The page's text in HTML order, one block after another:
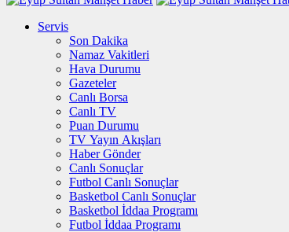
Servis
Son Dakika
Namaz Vakitleri
Hava Durumu
Gazeteler
Canlı Borsa
Canlı TV
Puan Durumu
TV Yayın Akışları
Haber Gönder
Canlı Sonuçlar
Futbol Canlı Sonuçlar
Basketbol Canlı Sonuçlar
Basketbol İddaa Programı
Futbol İddaa Programı